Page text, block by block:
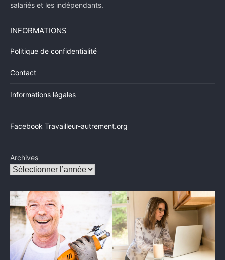
salariés et les indépendants.
INFORMATIONS
Politique de confidentialité
Contact
Informations légales
Facebook Travailleur-autrement.org
Archives